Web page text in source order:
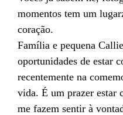
momentos tem um
coração.
Família e pequena
oportunidades de estar
recentemente na
vida. É um prazer estar
me fazem sentir à